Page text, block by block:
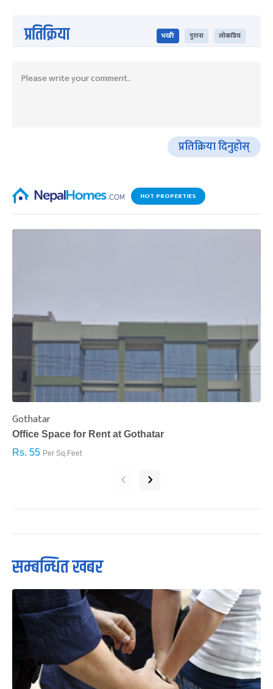
प्रतिक्रिया भर्खरै पुराना लोकप्रिय
प्रतिक्रिया दिनुहोस्
HOT PROPERTIES
Gothatar
Office Space for Rent at Gothatar
Rs. 55 Per Sq.Feet
‹ ›
सम्बन्धित खबर